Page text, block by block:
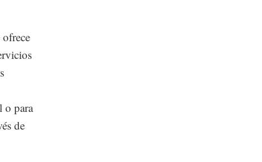
o para
de